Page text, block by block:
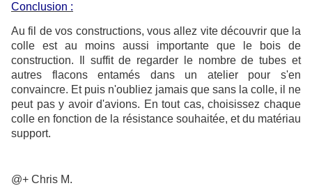
Conclusion :
Au fil de vos constructions, vous allez vite découvrir que la
colle est au moins aussi importante que le bois de
construction. Il suffit de regarder le nombre de tubes et
autres flacons entamés dans un atelier pour s'en
convaincre. Et puis n'oubliez jamais que sans la colle, il ne
peut pas y avoir d'avions. En tout cas, choisissez chaque
colle en fonction de la résistance souhaitée, et du matériau
support.
@+ Chris M.